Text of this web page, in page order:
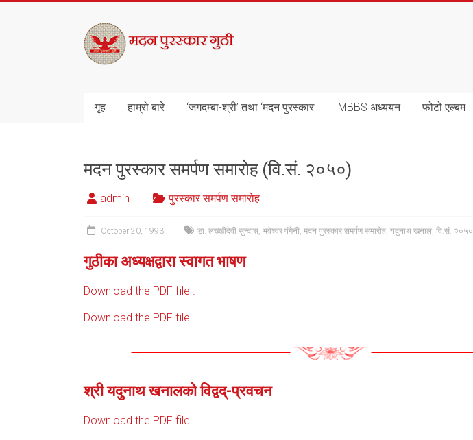
मदन
पुरस्कार
गुठी
गृह हाम्रो बारे ‘जगदम्बा-श्री’ तथा ‘मदन पुरस्कार’ MBBS अध्ययन फोटो एल्बम
मदन पुरस्कार समर्पण समारोह (वि.सं. २०५०)
admin पुरस्कार समर्पण समारोह
October 20, 1993 डा. लख्खीदेवी सुन्दास, भवेश्वर पंगेनी, मदन पुरस्कार समर्पण समारोह, यदुनाथ खनाल, वि.सं. २०५०
गुठीका अध्यक्षद्वारा स्वागत भाषण
Download the PDF file .
Download the PDF file .
श्री यदुनाथ खनालको विद्वद्-प्रवचन
Download the PDF file .